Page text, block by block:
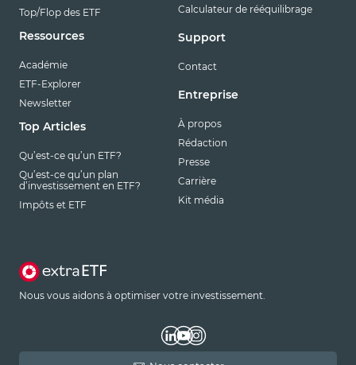
Top/Flop des ETF
Ressources
Académie
ETF-Explorer
Newsletter
Top Articles
Qu’est-ce qu’un ETF?
Qu’est-ce qu’un plan
d’investissement en ETF?
Impôts et ETF
Calculateur de rééquilibrage
Support
Contact
Entreprise
À propos
Rédaction
Presse
Carrière
Kit média
Nous vous aidons à optimiser votre investissement.